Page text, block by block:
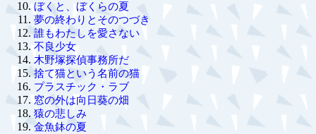
ぼくと、ぼくらの夏
夢の終わりとそのつづき
誰もわたしを愛さない
不良少女
木野塚探偵事務所だ
捨て猫という名前の猫
プラスチック・ラブ
窓の外は向日葵の畑
猿の悲しみ
金魚鉢の夏